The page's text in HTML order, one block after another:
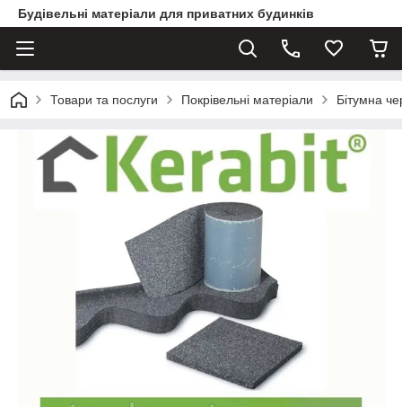
Будівельні матеріали для приватних будинків
Товари та послуги Покрівельні матеріали Бітумна